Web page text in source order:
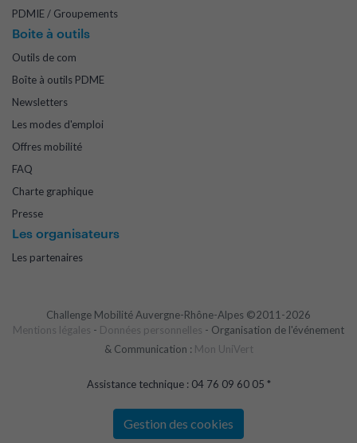
PDMIE / Groupements
Boite à outils
Outils de com
Boîte à outils PDME
Newsletters
Les modes d'emploi
Offres mobilité
FAQ
Charte graphique
Presse
Les organisateurs
Les partenaires
Challenge Mobilité Auvergne-Rhône-Alpes ©2011-2026
Mentions légales - Données personnelles - Organisation de l'événement
& Communication : Mon UniVert
Assistance technique : 04 76 09 60 05 *
Gestion des cookies